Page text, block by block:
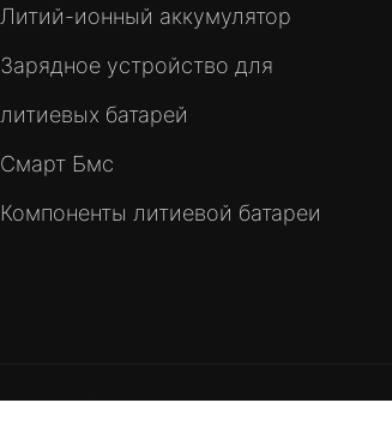
Литий-ионный аккумулятор
Зарядное устройство для
литиевых батарей
Смарт Бмс
Компоненты литиевой батареи